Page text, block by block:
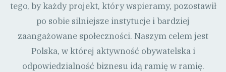
tego, by każdy projekt, który wspieramy, pozostawił
po sobie silniejsze instytucje i bardziej
zaangażowane społeczności. Naszym celem jest
Polska, w której aktywność obywatelska i
odpowiedzialność biznesu idą ramię w ramię.